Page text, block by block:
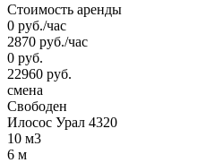
Стоимость аренды
0 руб./час
2870 руб./час
0 руб.
22960 руб.
смена
Свободен
Илосос Урал 4320
10 м3
6 м